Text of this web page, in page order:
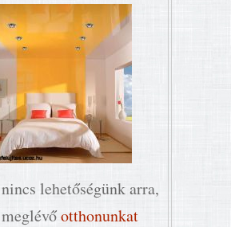
lehetőségünk arra,
otthonunkat